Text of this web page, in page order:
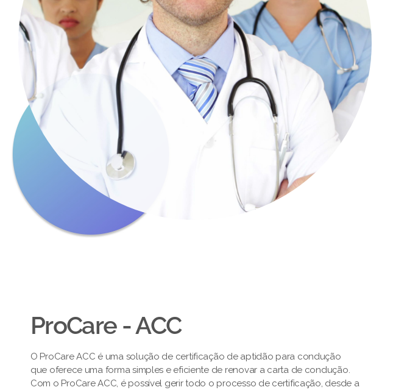
ProCare - ACC
O ProCare ACC é uma solução de certificação de aptidão para condução
que oferece uma forma simples e eficiente de renovar a carta de condução.
Com o ProCare ACC, é possível gerir todo o processo de certificação, desde a